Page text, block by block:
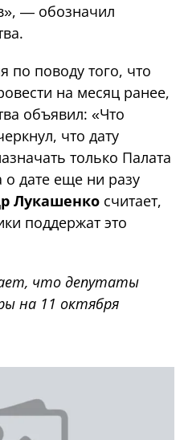
— обозначил
по поводу того, что
на месяц ранее,
объявил: «Что
что дату
только Палата
дате еще ни разу
Лукашенко считает,
поддержат это